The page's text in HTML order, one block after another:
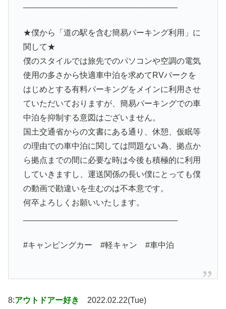
★僕から「道の駅を含む簡易パーキング利用」に
関して★
僕のスタイルでは旅先でのパソコンや空調の電気
使用の多さから快適車中泊を求めてRVパークを
はじめとする有料パーキングをメインに利用させ
ていただいておりますが、簡易パーキングでの車
中泊を抑制する意図はございません。
国土交通省からの文書にある通り、休憩、仮眠等
の理由での車中泊に関しては問題ない為、拠点か
ら拠点までの間に必要な時は今後も積極的に利用
していきますし、運送関係の長い僕にとっても僕
の動画で勘違いを生むのは不本意です。
何卒よろしくお願いいたします。
#キャンピングカー #軽キャン #車中泊
8:アウトドアー好き 2022.02.22(Tue)